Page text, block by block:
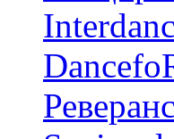
Реверанс